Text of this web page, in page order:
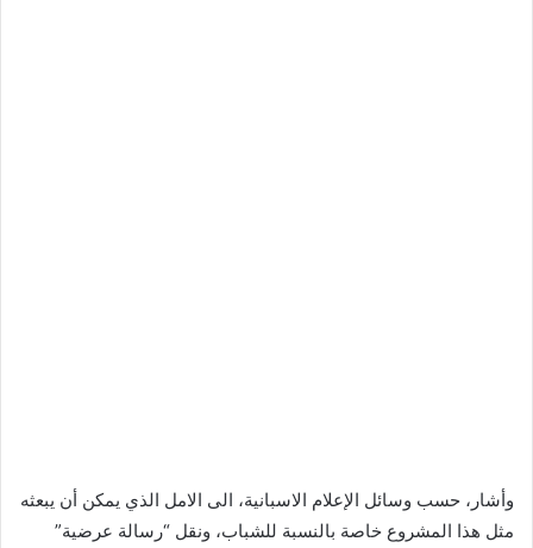
وأشار، حسب وسائل الإعلام الاسبانية، الى الامل الذي يمكن أن يبعثه
مثل هذا المشروع خاصة بالنسبة للشباب، ونقل “رسالة عرضية”